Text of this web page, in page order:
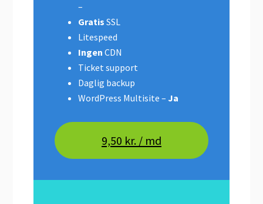
–
Gratis SSL
Litespeed
IngenCDN
Ticket support
Daglig backup
WordPress Multisite –Ja
9,50 kr. / md